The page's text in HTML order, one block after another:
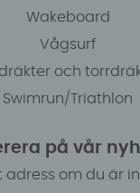
Wakeboard
Vågsurf
och
Swimrun/Triathlon
på vår
adress om du är